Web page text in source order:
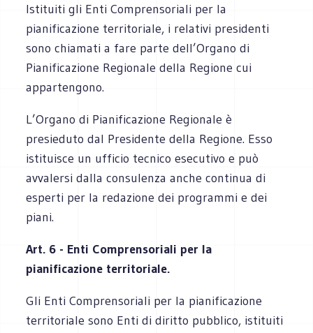
Istituiti gli Enti Comprensoriali per la
pianificazione territoriale, i relativi presidenti
sono chiamati a fare parte dell’Organo di
Pianificazione Regionale della Regione cui
appartengono.
L’Organo di Pianificazione Regionale è
presieduto dal Presidente della Regione. Esso
istituisce un ufficio tecnico esecutivo e può
avvalersi dalla consulenza anche continua di
esperti per la redazione dei programmi e dei
piani.
Art. 6 - Enti Comprensoriali per la
pianificazione territoriale.
Gli Enti Comprensoriali per la pianificazione
territoriale sono Enti di diritto pubblico, istituiti